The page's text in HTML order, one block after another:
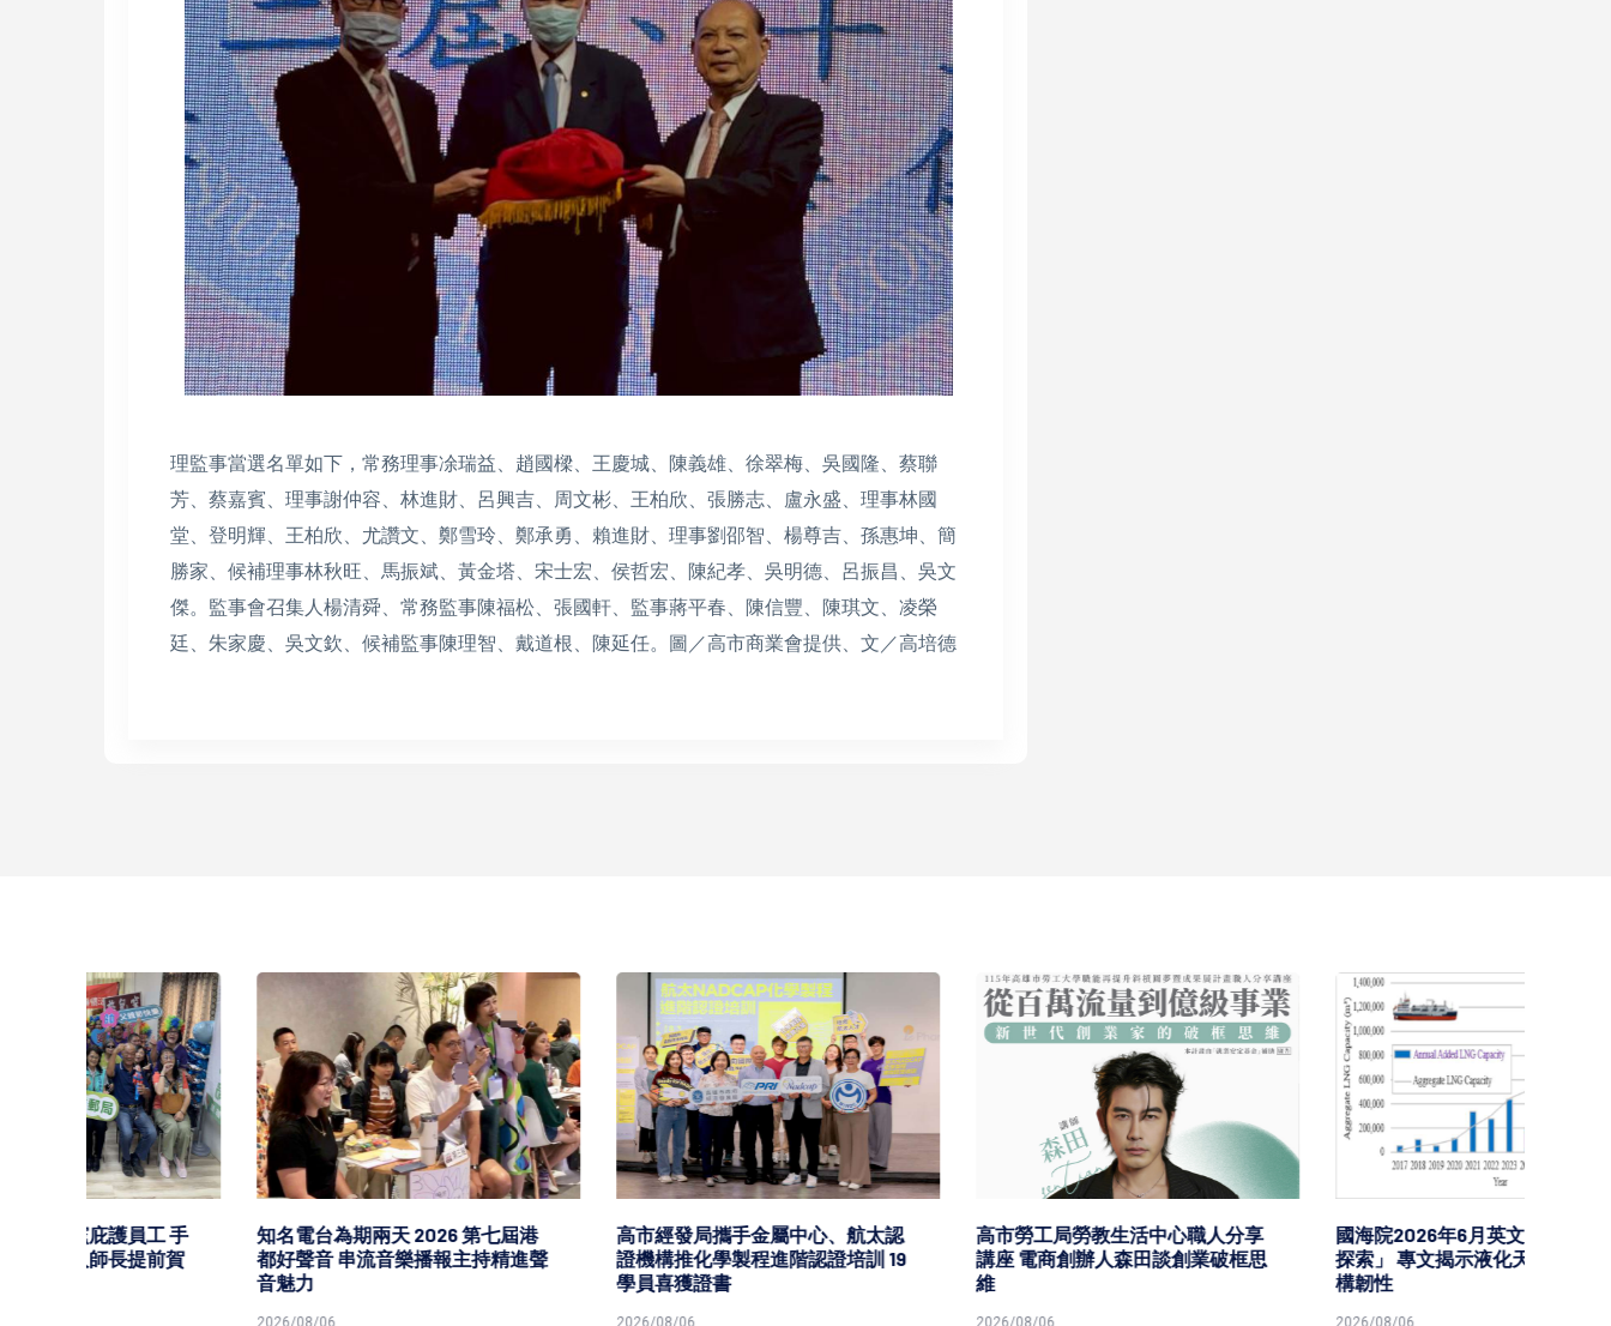
理監事當選名單如下，常務理事凃瑞益、趙國樑、王慶城、陳義雄、徐翠梅、吳國隆、蔡聯
芳、蔡嘉賓、理事謝仲容、林進財、呂興吉、周文彬、王柏欣、張勝志、盧永盛、理事林國
堂、登明輝、王柏欣、尤讚文、鄭雪玲、鄭承勇、賴進財、理事劉邵智、楊尊吉、孫惠坤、簡
勝家、候補理事林秋旺、馬振斌、黃金塔、宋士宏、侯哲宏、陳紀孝、吳明德、呂振昌、吳文
傑。監事會召集人楊清舜、常務監事陳福松、張國軒、監事蔣平春、陳信豐、陳琪文、凌榮
廷、朱家慶、吳文欽、候補監事陳理智、戴道根、陳延任。圖／高市商業會提供、文／高培德
知名電台為期兩天 2026 第七屆港
都好聲音 串流音樂播報主持精進聲
高市經發局攜手金屬中心、航太認
證機構推化學製程進階認證培訓 19
高市勞工局勞教生活中心職人分享
講座 電商創辦人森田談創業破框思
國海院2026年6月英文期刊「海洋
探索」 專文揭示液化天然氣船隊結